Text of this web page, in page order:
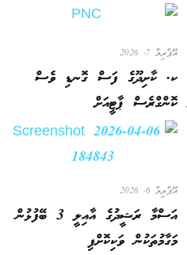
އޭޕްރިލް 7, 2026
ކ. ކާށިދޫގެ ފަސް ގޮނޑި ވެސް
ކޮންގްރެސް ޕާޓީއަށް
އޭޕްރިލް 6, 2026
އަސްމާ ރަޝީދުގެ އާއިލީ 3 ބޭފުޅުން
މަގާމުތަކުން ވަކިކޮށްފި